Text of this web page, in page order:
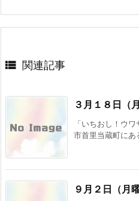
 関連記事
３月１８日（
「いちおし！ウ
市首里当蔵町に
９月２日（月